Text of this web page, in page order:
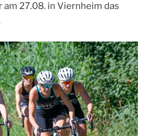
27.08. in Viernheim das